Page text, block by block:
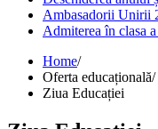
Ambasadorii Unirii
Admiterea în clasa
Home/
Oferta educațională/
Ziua Educației